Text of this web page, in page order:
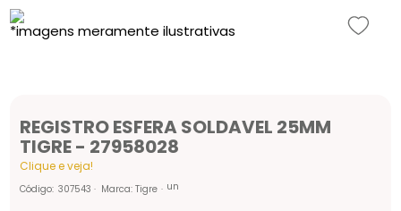
REGISTRO ESFERA SOLDAVEL 25MM
TIGRE - 27958028
Clique e veja!
Código: 307543 Marca:Tigre un